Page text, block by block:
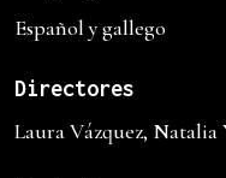
Español y gallego
Directores
Laura Vázquez, Natalia